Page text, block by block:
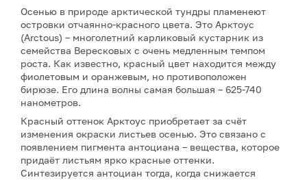
Осенью в природе арктической тундры пламенеют
островки отчаянно-красного цвета. Это Арктоус
(Arctous) – многолетний карликовый кустарник из
семейства Вересковых с очень медленным темпом
роста. Как известно, красный цвет находится между
фиолетовым и оранжевым, но противоположен
бирюзе. Его длина волны самая большая – 625-740
нанометров.
Красный оттенок Арктоус приобретает за счёт
изменения окраски листьев осенью. Это связано с
появлением пигмента антоциана – вещества, которое
придаёт листьям ярко красные оттенки.
Синтезируется антоциан тогда, когда снижается